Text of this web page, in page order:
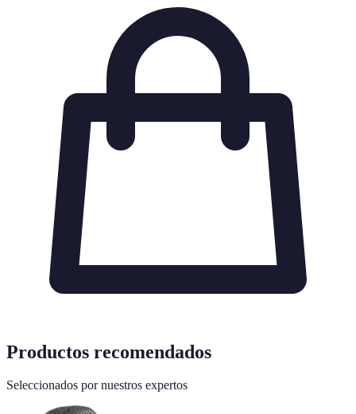
Productos recomendados
Seleccionados por nuestros expertos